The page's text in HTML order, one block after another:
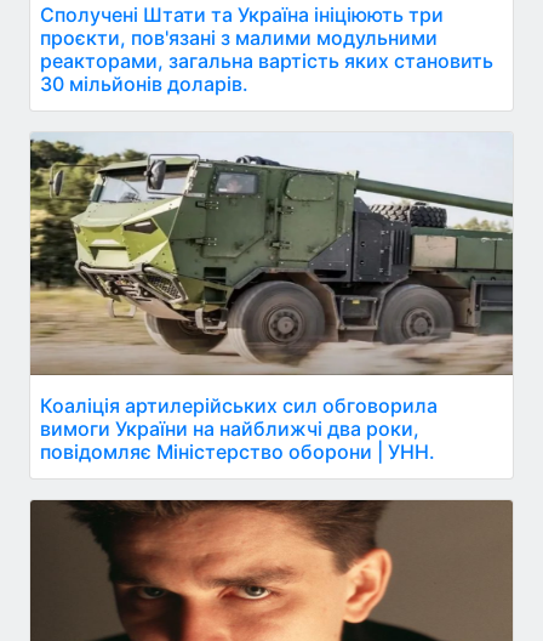
Сполучені Штати та Україна ініціюють три
проєкти, пов'язані з малими модульними
реакторами, загальна вартість яких становить
30 мільйонів доларів.
Коаліція артилерійських сил обговорила
вимоги України на найближчі два роки,
повідомляє Міністерство оборони | УНН.